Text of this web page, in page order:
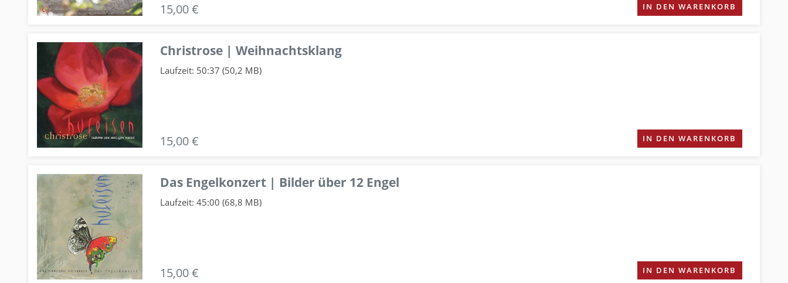
15,00 € IN DEN WARENKORB
Christrose | Weihnachtsklang
Laufzeit: 50:37 (50,2 MB)
15,00 € IN DEN WARENKORB
Das Engelkonzert | Bilder über 12 Engel
Laufzeit: 45:00 (68,8 MB)
15,00 € IN DEN WARENKORB